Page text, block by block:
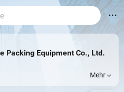
Packing Equipment Co., Ltd.
Mehr